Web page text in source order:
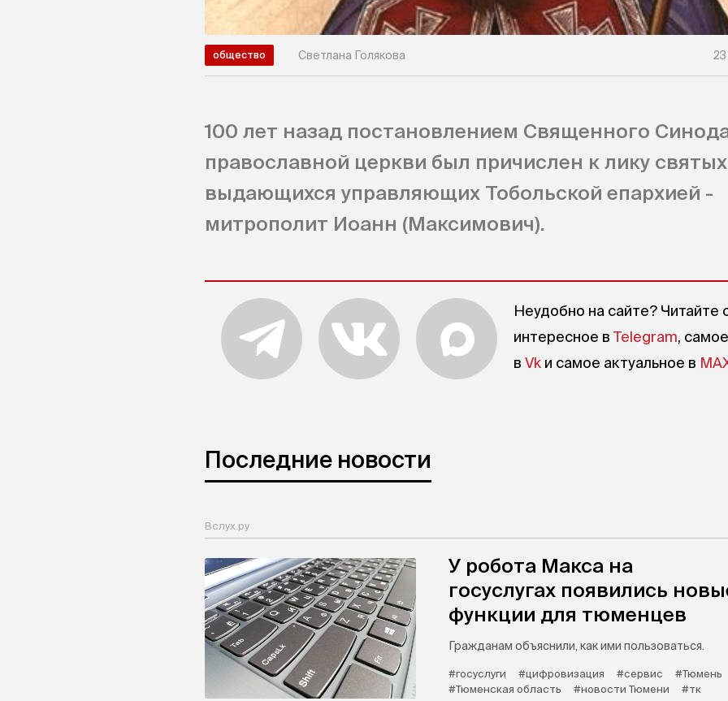
общество Светлана Голякова
100 лет назад постановлением Священного
православной церкви был причислен к лику
выдающихся управляющих Тобольской епархией -
митрополит Иоанн (Максимович).
Неудобно на сайте? Читайте
интересное в Telegram,
в Vk и самое актуальное в
Последние новости
Вслух.ру
У робота Макса на
госуслугах появились
функции для тюменцев
Гражданам объяснили, как ими пользоваться.
#госуслуги #цифровизация #сервис
#Тюмень
#Тюменская область
#новости Тюмени #тк